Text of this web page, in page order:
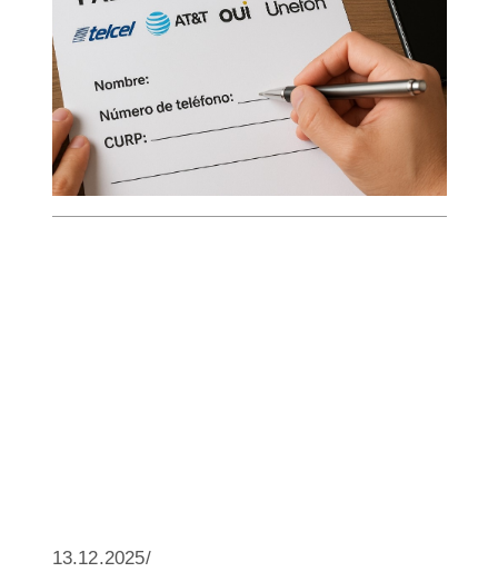
13.12.2025/